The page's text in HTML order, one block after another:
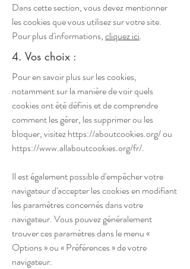
Dans cette section, vous devez mentionner
les cookies que vous utilisez sur votre site.
Pour plus d'informations,cliquez ici.
4. Vos choix :
Pour en savoir plus sur les cookies,
notamment sur la manière de voir quels
cookies ont été définis et de comprendre
comment les gérer, les supprimer ou les
bloquer, visitezhttps://aboutcookies.org/ou
https://www.allaboutcookies.org/fr/.
Il est également possible d'empêcher votre
navigateur d'accepter les cookies en modifiant
les paramètres concernés dans votre
navigateur. Vous pouvez généralement
trouver ces paramètres dans le menu «
Options » ou « Préférences » de votre
navigateur.